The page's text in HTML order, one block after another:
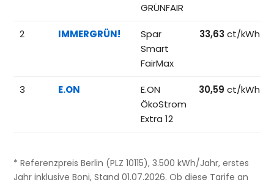
GRÜNFAIR
2 IMMERGRÜN!
Spar
Smart
FairMax
33,63 ct/kWh
3 E.ON
E.ON
ÖkoStrom
Extra 12
30,59 ct/kWh
* Referenzpreis Berlin (PLZ 10115), 3.500 kWh/Jahr, erstes
Jahr inklusive Boni, Stand 01.07.2026. Ob diese Tarife an